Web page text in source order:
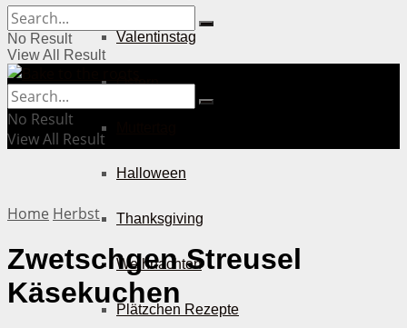
Valentinstag
Ostern
Halloween
Thanksgiving
Weihnachten
Plätzchen Rezepte
No Result
View All Result
No Result
View All Result
Home Herbst
Zwetschgen Streusel
Käsekuchen